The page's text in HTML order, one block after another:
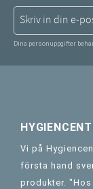
Dina personuppgifter
Vi på
första hand
produkter.